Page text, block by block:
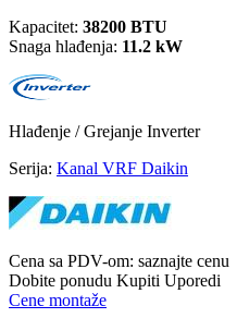
Kapacitet: 38200 BTU
Snaga hlađenja: 11.2 kW
Hlađenje / Grejanje Inverter
Serija: Kanal VRF Daikin
Cena sa PDV-om: saznajte cenu
Dobite ponudu Kupiti Uporedi
Cene montaže